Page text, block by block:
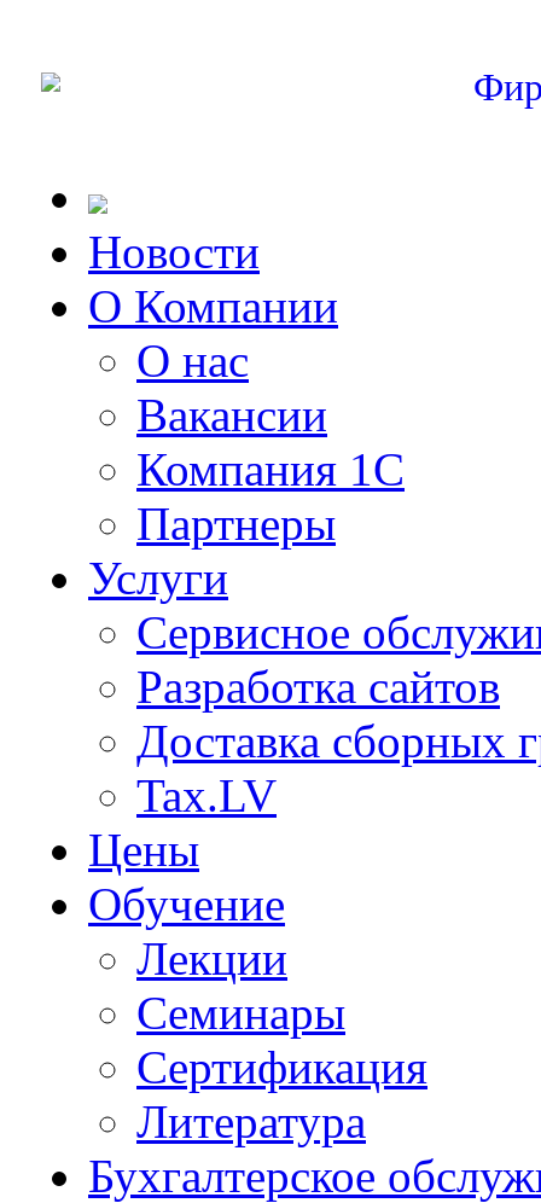
Новости
О Компании
О нас
Вакансии
Компания 1С
Партнеры
Услуги
Сервисное
Разработка сайтов
Доставка сборных
Tax.LV
Цены
Обучение
Лекции
Семинары
Сертификация
Литература
Бухгалтерское